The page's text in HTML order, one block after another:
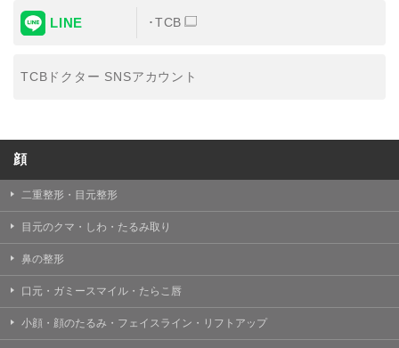
【外部委託について】
おいて、取得情報の取扱いの全部または一部を外部の業
務委託先に委託することがあります。取得情報の取り扱
TCBグループは、個人情報保護法その他の法令により認
められる場合を除き、患者様の同意なしに、取得情報を
ん。
【個人情報の開示・訂正・利用停止について】
TCBグループは、本人の申し出により個人情報に関する
開示、訂正、更新、削除、利用停止その他お問い合わせ
について、これを適切に対応します。
LINE TCB
TCBドクター SNSアカウント
顔
二重整形・目元整形
目元のクマ・しわ・たるみ取り
鼻の整形
口元・ガミースマイル・たらこ唇
小顔・顔のたるみ・フェイスライン・リフトアップ